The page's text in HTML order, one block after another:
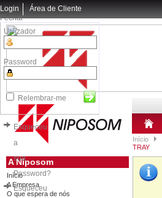
Login
Fechar
Utilizador
Password
Relembrar-me
Esqueceu
a
sua
Password?
Esqueceu
Área de Cliente
Início
TRAY
A Niposom
Início
A Empresa
O que espera de nós